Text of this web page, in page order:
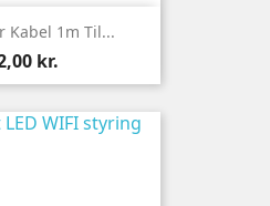
Kabel 1m Til...
kr.